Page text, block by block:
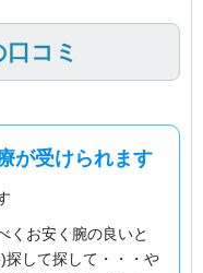
コミ
が受けられます
くお安く腕の良いと
探して探して・・・や